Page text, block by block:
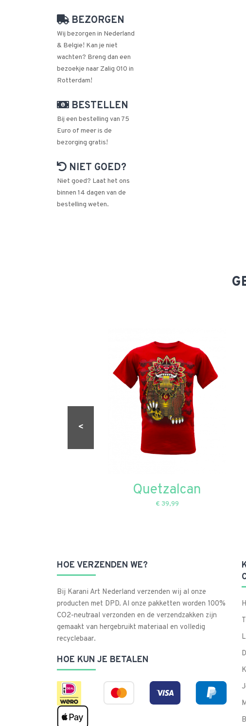
BEZORGEN
Wij bezorgen in Nederland
& Belgie! Kan je niet
wachten? Breng dan een
bezoekje naar Zalig 010 in
Rotterdam!
BESTELLEN
Bij een bestelling van 75
Euro of meer is de
bezorging gratis!
NIET GOED?
Niet goed? Laat het ons
binnen 14 dagen van de
bestelling weten.
<
Quetzalcan
€ 39,99
HOE VERZENDEN WE?
Bij Karani Art Nederland verzenden wij al onze
producten met DPD. Al onze pakketten worden 100%
CO2-neutraal verzonden en de verzendzakken zijn
gemaakt van hergebruikt materiaal en volledig
recyclebaar.
HOE KUN JE BETALEN